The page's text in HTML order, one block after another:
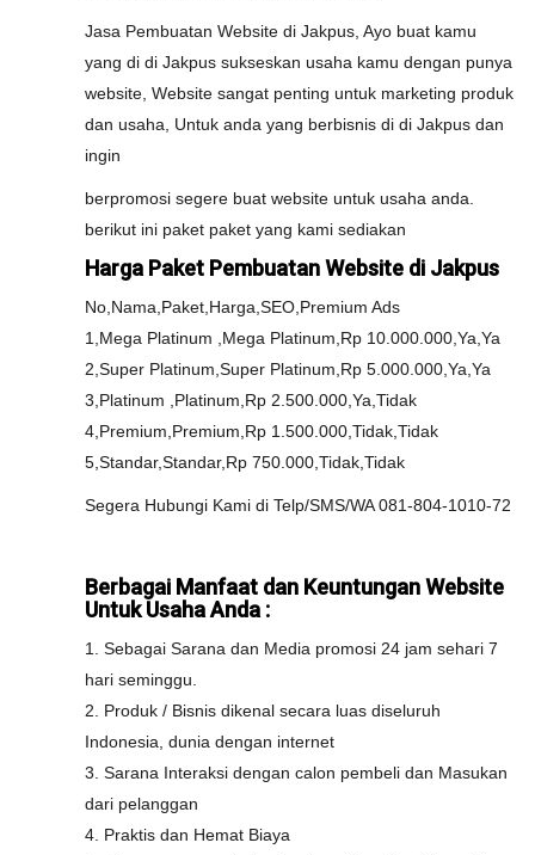
Jasa Pembuatan Website di Jakpus, Ayo buat kamu
yang di di Jakpus sukseskan usaha kamu dengan punya
website, Website sangat penting untuk marketing produk
dan usaha, Untuk anda yang berbisnis di di Jakpus dan
ingin
berpromosi segere buat website untuk usaha anda.
berikut ini paket paket yang kami sediakan
Harga Paket Pembuatan Website di Jakpus
No,Nama,Paket,Harga,SEO,Premium Ads
1,Mega Platinum ,Mega Platinum,Rp 10.000.000,Ya,Ya
2,Super Platinum,Super Platinum,Rp 5.000.000,Ya,Ya
3,Platinum ,Platinum,Rp 2.500.000,Ya,Tidak
4,Premium,Premium,Rp 1.500.000,Tidak,Tidak
5,Standar,Standar,Rp 750.000,Tidak,Tidak
Segera Hubungi Kami di Telp/SMS/WA 081-804-1010-72
Berbagai Manfaat dan Keuntungan Website
Untuk Usaha Anda :
1. Sebagai Sarana dan Media promosi 24 jam sehari 7
hari seminggu.
2. Produk / Bisnis dikenal secara luas diseluruh
Indonesia, dunia dengan internet
3. Sarana Interaksi dengan calon pembeli dan Masukan
dari pelanggan
4. Praktis dan Hemat Biaya